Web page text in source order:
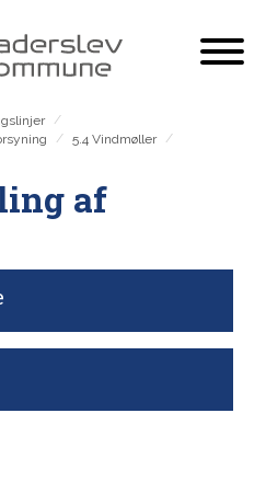
/
/ 5.4 Vindmøller
/
af